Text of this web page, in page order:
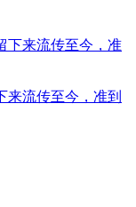
来流传至今，准到